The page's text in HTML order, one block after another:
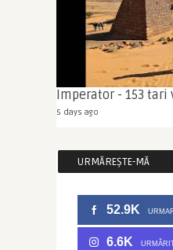
Imperator - 153 tari
5 days ago
URMĂREȘTE-MĂ
52.9K
6.6K